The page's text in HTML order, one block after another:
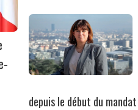
depuis le début du mandat